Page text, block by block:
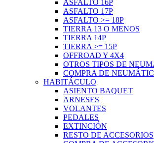
ASFALTO 16P
ASFALTO 17P
ASFALTO >= 18P
TIERRA 13 O MENOS
TIERRA 14P
TIERRA >= 15P
OFFROAD Y 4X4
OTROS TIPOS DE
COMPRA DE
HABITÁCULO
ASIENTO BAQUET
ARNESES
VOLANTES
PEDALES
EXTINCIÓN
RESTO DE ACCESORIOS